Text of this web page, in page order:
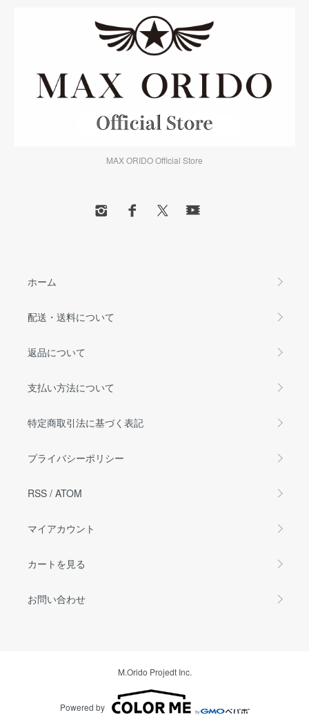
MAX ORIDO Official Store
ホーム
配送・送料について
返品について
支払い方法について
特定商取引法に基づく表記
プライバシーポリシー
RSS / ATOM
マイアカウント
カートを見る
お問い合わせ
M.Orido Projedt Inc.
Powered by